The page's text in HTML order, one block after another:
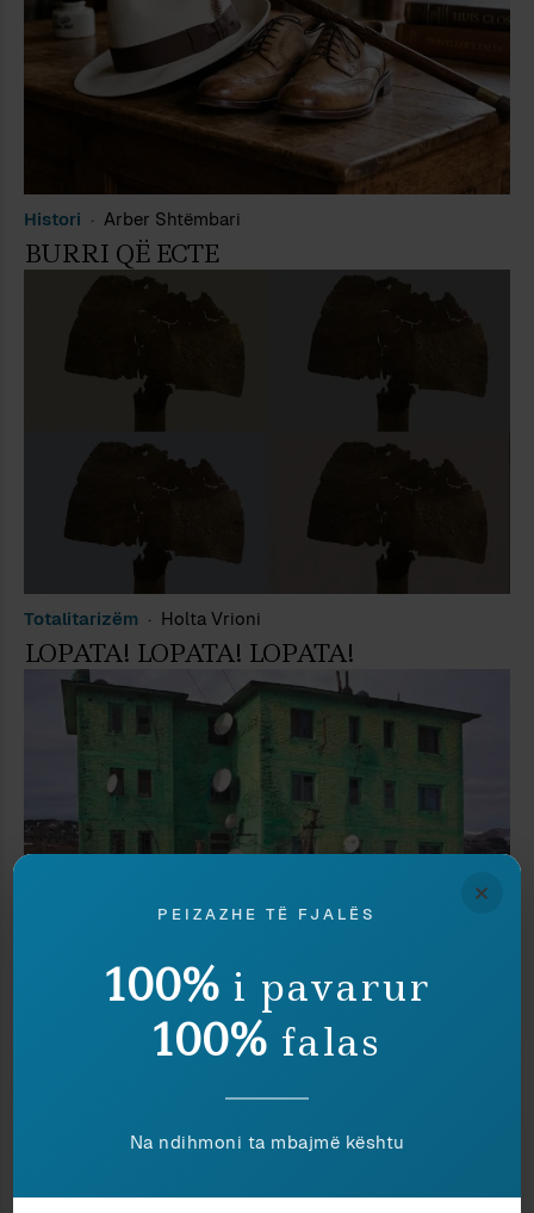
Histori Arber Shtëmbari
BURRI QË ECTE
Totalitarizëm Holta Vrioni
LOPATA! LOPATA! LOPATA!
Visar Zhiti
FJALA E MOHUAR
toilet or too late
×
PEIZAZHE TË FJALËS
100% i pavarur
100% falas
Na ndihmoni ta mbajmë kështu